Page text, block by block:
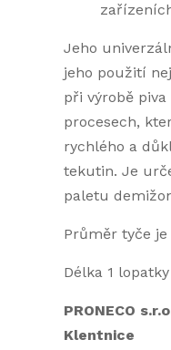
Jeho
jeho použití
při výrobě
procesech,
rychlého a
tekutin. Je
paletu
Průměr tyče
Délka 1
PRONECO
Klentnice